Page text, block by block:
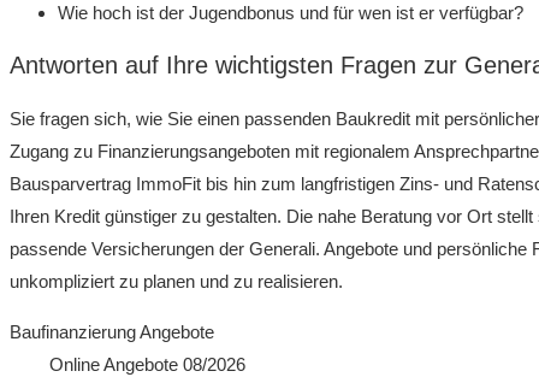
Wie hoch ist der Jugendbonus und für wen ist er verfügbar?
Antworten auf Ihre wichtigsten Fragen zur
Sie fragen sich, wie Sie einen passenden Baukredit mit
Zugang zu Finanzierungsangeboten mit regionalem
Bausparvertrag ImmoFit bis hin zum langfristigen Zins- und
Ihren Kredit günstiger zu gestalten. Die nahe Beratung vor Ort
passende Versicherungen der Generali. Angebote und
unkompliziert zu planen und zu realisieren.
Baufinanzierung Angebote
Online Angebote 08/2026